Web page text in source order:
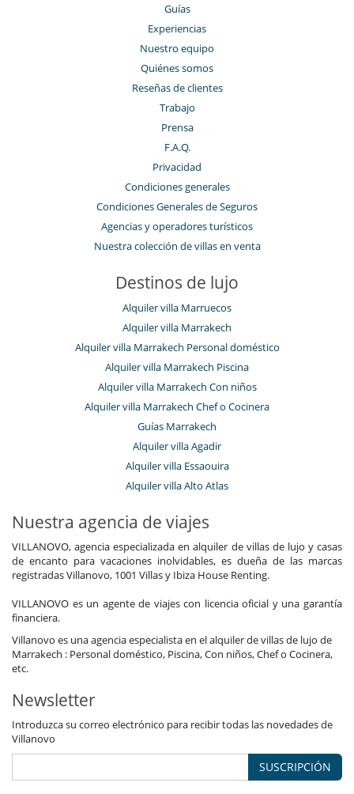
Guías
Experiencias
Nuestro equipo
Quiénes somos
Reseñas de clientes
Trabajo
Prensa
F.A.Q.
Privacidad
Condiciones generales
Condiciones Generales de Seguros
Agencias y operadores turísticos
Nuestra colección de villas en venta
Destinos de lujo
Alquiler villa Marruecos
Alquiler villa Marrakech
Alquiler villa Marrakech Personal doméstico
Alquiler villa Marrakech Piscina
Alquiler villa Marrakech Con niños
Alquiler villa Marrakech Chef o Cocinera
Guías Marrakech
Alquiler villa Agadir
Alquiler villa Essaouira
Alquiler villa Alto Atlas
Nuestra agencia de viajes
VILLANOVO, agencia especializada en alquiler de villas de lujo y casas
de encanto para vacaciones inolvidables, es dueña de las marcas
registradas Villanovo, 1001 Villas y Ibiza House Renting.
VILLANOVO es un agente de viajes con licencia oficial y una garantía
financiera.
Villanovo es una agencia especialista en el alquiler de villas de lujo de
Marrakech : Personal doméstico, Piscina, Con niños, Chef o Cocinera,
etc.
Newsletter
Introduzca su correo electrónico para recibir todas las novedades de
Villanovo
SUSCRIPCIÓN